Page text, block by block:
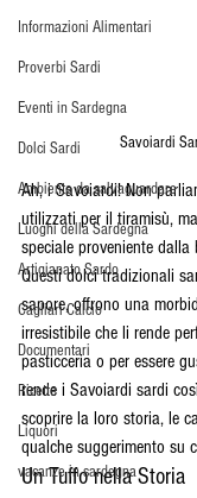
Informazioni Alimentari
Proverbi Sardi
Eventi in Sardegna
Dolci Sardi
Ambiente da salvaguardare
Luoghi della Sardegna
Artigianato Sardo
Cagliari Calcio
Documentari
Ricette
Liquori
vacanze in sardegna
Savoiardi
Ah, i Savoiardi! Non
utilizzati per il tiramisù,
speciale proveniente dalla
Questi dolci tradizionali
sapore, offrono una
irresistibile che li rende
pasticceria o per essere
rende i Savoiardi sardi
scoprire la loro storia, le
qualche suggerimento su
Un Tuffo nella Storia